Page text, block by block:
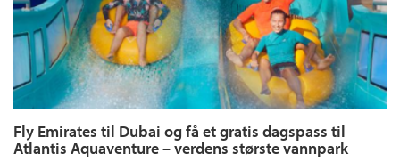
Fly Emirates til Dubai og få et gratis dagspass til
Atlantis Aquaventure – verdens største vannpark